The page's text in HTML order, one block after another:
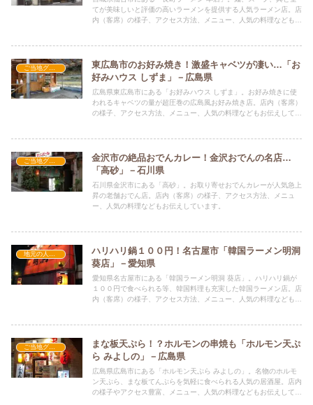
てが美味しいと評価の高いラーメンを提供する人気ラーメン店。店
内（客席）の様子、アクセス方法、メニュー、人気の料理などもお
ご当地グルメの人気店
東広島市のお好み焼き！激盛キャベツが凄い…「お
好みハウス しずま」－広島県
広島県東広島市にある「お好みハウス しずま」。お好み焼きに使
われるキャベツの量が超圧巻の広島風お好み焼き店。店内（客席）
の様子、アクセス方法、メニュー、人気の料理などもお伝えしてい
ご当地グルメの人気店
金沢市の絶品おでんカレー！金沢おでんの名店…
「高砂」－石川県
石川県金沢市にある「高砂」。お取り寄せおでんカレーが人気急上
昇の老舗おでん店。店内（客席）の様子、アクセス方法、メニュ
ー、人気の料理などもお伝えしています。
地元の人気店
ハリハリ鍋１００円！名古屋市「韓国ラーメン明洞
葵店」－愛知県
愛知県名古屋市にある「韓国ラーメン明洞 葵店」。ハリハリ鍋が
１００円で食べられる等、韓国料理も充実した韓国ラーメン店。店
内（客席）の様子、アクセス方法、メニュー、人気の料理などもお
まな板天ぷら！？ホルモンの串焼も「ホルモン天ぷ
ら みよしの」－広島県
広島県広島市にある「ホルモン天ぷら みよしの」。名物のホルモ
ン天ぷら、まな板てんぷらを気軽に食べられる人気の居酒屋。店内
の様子やアクセス豊富、メニュー、人気の料理などもお伝えしてい